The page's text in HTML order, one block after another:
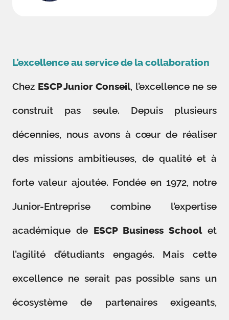
L’excellence au service de la collaboration
Chez ESCP Junior Conseil, l’excellence ne se
construit pas seule. Depuis plusieurs
décennies, nous avons à cœur de réaliser
des missions ambitieuses, de qualité et à
forte valeur ajoutée. Fondée en 1972, notre
Junior-Entreprise combine l’expertise
académique de ESCP Business Schoolet
l’agilité d’étudiants engagés. Mais cette
excellence ne serait pas possible sans un
écosystème de partenaires exigeants,